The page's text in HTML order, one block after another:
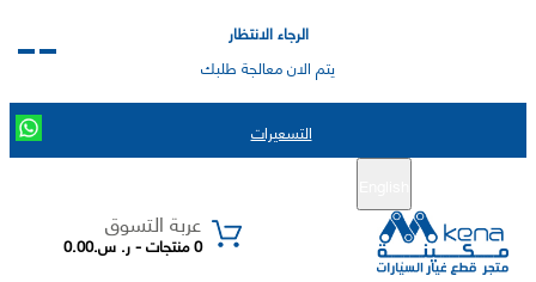
الرجاء الانتظار
يتم الان معالجة طلبك
التسعيرات
عربة التسوق
0 منتجات - ر. س.0.00